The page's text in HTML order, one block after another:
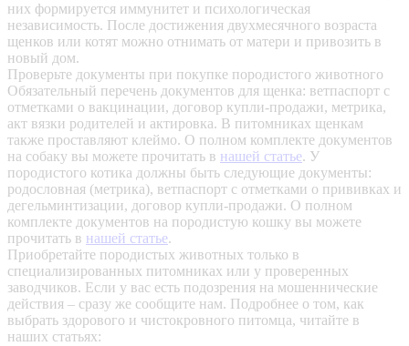
них формируется иммунитет и психологическая
независимость. После достижения двухмесячного возраста
щенков или котят можно отнимать от матери и привозить в
новый дом.
Проверьте документы при покупке породистого животного
Обязательный перечень документов для щенка: ветпаспорт с
отметками о вакцинации, договор купли-продажи, метрика,
акт вязки родителей и актировка. В питомниках щенкам
также проставляют клеймо. О полном комплекте документов
на собаку вы можете прочитать в нашей статье. У
породистого котика должны быть следующие документы:
родословная (метрика), ветпаспорт с отметками о прививках и
дегельминтизации, договор купли-продажи. О полном
комплекте документов на породистую кошку вы можете
прочитать в нашей статье.
Приобретайте породистых животных только в
специализированных питомниках или у проверенных
заводчиков. Если у вас есть подозрения на мошеннические
действия – сразу же сообщите нам. Подробнее о том, как
выбрать здорового и чистокровного питомца, читайте в
наших статьях: